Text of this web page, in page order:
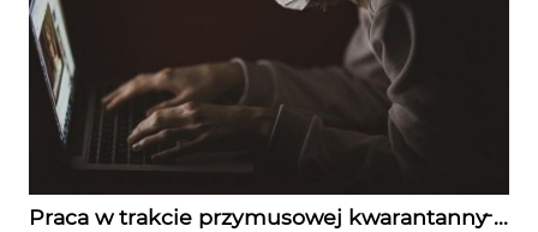
Praca w trakcie przymusowej kwarantanny ̵...